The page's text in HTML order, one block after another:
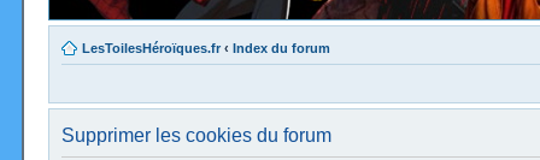
LesToilesHéroïques.fr ‹ Index du forum
Supprimer les cookies du forum